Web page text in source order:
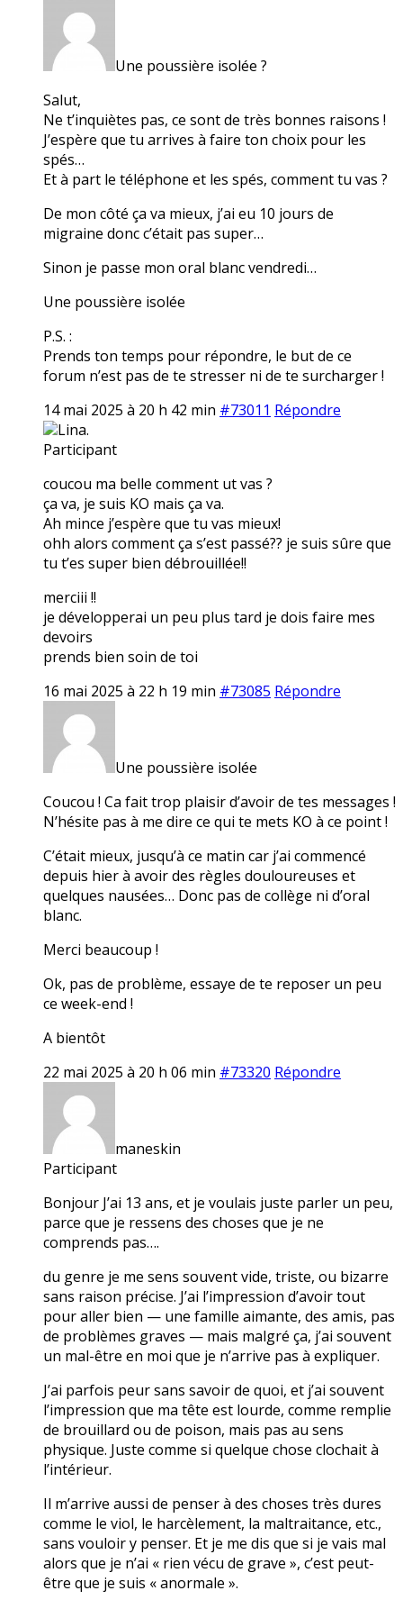
Une poussière isolée ?
Salut,
Ne t’inquiètes pas, ce sont de très bonnes raisons !
J’espère que tu arrives à faire ton choix pour les
spés…
Et à part le téléphone et les spés, comment tu vas ?
De mon côté ça va mieux, j’ai eu 10 jours de
migraine donc c’était pas super…
Sinon je passe mon oral blanc vendredi…
Une poussière isolée
P.S. :
Prends ton temps pour répondre, le but de ce
forum n’est pas de te stresser ni de te surcharger !
14 mai 2025 à 20 h 42 min #73011 Répondre
Lina.
Participant
coucou ma belle comment ut vas ?
ça va, je suis KO mais ça va.
Ah mince j’espère que tu vas mieux!
ohh alors comment ça s’est passé?? je suis sûre que
tu t’es super bien débrouillée!!
merciii !!
je développerai un peu plus tard je dois faire mes
devoirs
prends bien soin de toi
16 mai 2025 à 22 h 19 min #73085 Répondre
Une poussière isolée
Coucou ! Ca fait trop plaisir d’avoir de tes messages !
N’hésite pas à me dire ce qui te mets KO à ce point !
C’était mieux, jusqu’à ce matin car j’ai commencé
depuis hier à avoir des règles douloureuses et
quelques nausées… Donc pas de collège ni d’oral
blanc.
Merci beaucoup !
Ok, pas de problème, essaye de te reposer un peu
ce week-end !
A bientôt
22 mai 2025 à 20 h 06 min #73320 Répondre
maneskin
Participant
Bonjour J’ai 13 ans, et je voulais juste parler un peu,
parce que je ressens des choses que je ne
comprends pas….
du genre je me sens souvent vide, triste, ou bizarre
sans raison précise. J’ai l’impression d’avoir tout
pour aller bien — une famille aimante, des amis, pas
de problèmes graves — mais malgré ça, j’ai souvent
un mal-être en moi que je n’arrive pas à expliquer.
J’ai parfois peur sans savoir de quoi, et j’ai souvent
l’impression que ma tête est lourde, comme remplie
de brouillard ou de poison, mais pas au sens
physique. Juste comme si quelque chose clochait à
l’intérieur.
Il m’arrive aussi de penser à des choses très dures
comme le viol, le harcèlement, la maltraitance, etc.,
sans vouloir y penser. Et je me dis que si je vais mal
alors que je n’ai « rien vécu de grave », c’est peut-
être que je suis « anormale ».